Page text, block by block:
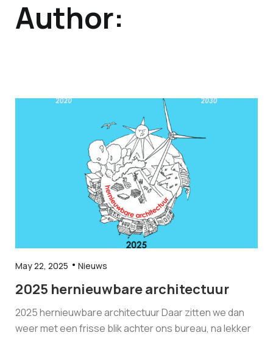
Author:
May 22, 2025 Nieuws
2025 hernieuwbare architectuur
2025 hernieuwbare architectuur Daar zitten we dan
weer met een frisse blik achter ons bureau, na lekker